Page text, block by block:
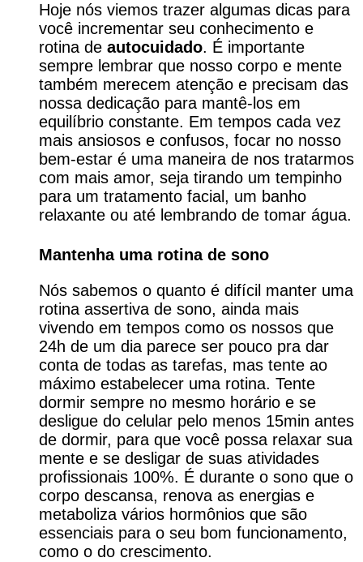
Hoje nós viemos trazer algumas dicas para
você incrementar seu conhecimento e
rotina de autocuidado. É importante
sempre lembrar que nosso corpo e mente
também merecem atenção e precisam das
nossa dedicação para mantê-los em
equilíbrio constante. Em tempos cada vez
mais ansiosos e confusos, focar no nosso
bem-estar é uma maneira de nos tratarmos
com mais amor, seja tirando um tempinho
para um tratamento facial, um banho
relaxante ou até lembrando de tomar água.
Mantenha uma rotina de sono
Nós sabemos o quanto é difícil manter uma
rotina assertiva de sono, ainda mais
vivendo em tempos como os nossos que
24h de um dia parece ser pouco pra dar
conta de todas as tarefas, mas tente ao
máximo estabelecer uma rotina. Tente
dormir sempre no mesmo horário e se
desligue do celular pelo menos 15min antes
de dormir, para que você possa relaxar sua
mente e se desligar de suas atividades
profissionais 100%. É durante o sono que o
corpo descansa, renova as energias e
metaboliza vários hormônios que são
essenciais para o seu bom funcionamento,
como o do crescimento.